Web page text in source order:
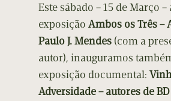
Este sábado – 15 de Março
exposição Ambos os Três –
Paulo J. Mendes (com a
autor), inauguramos
exposição documental:
Adversidade – autores de